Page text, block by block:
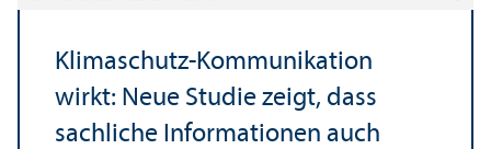
Klimaschutz-Kommunikation
wirkt: Neue Studie zeigt, dass
sachliche Informationen auch